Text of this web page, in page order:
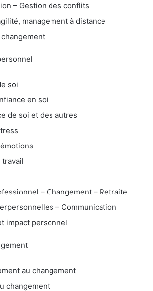
– Gestion des conflits
management à distance
soi
en soi
de soi et des autres
travail
– Changement – Retraite
– Communication
impact personnel
au changement
changement